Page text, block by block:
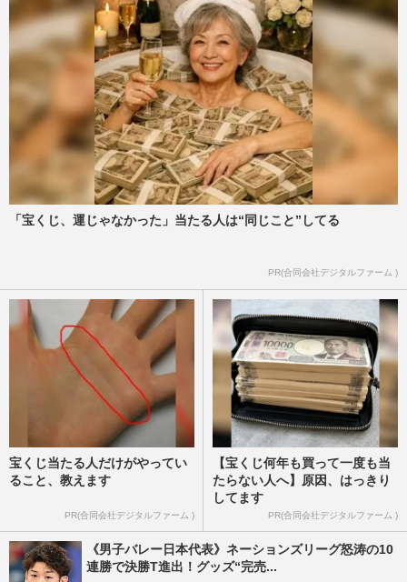
『株式会社嵐』熊本地震に5000万円寄付を
報告、「嵐はなくならない」安堵するファ
ンの“誇り”と存在意義
週刊女性PRIME 2026/8/4
Number_iの女性バックダンサーが怒りの
告発「本当に気持ち悪い」共演者まで攻撃
したファンの過激行動《2026…
『週刊女性』編集部
山田涼介、ドラマ『一次元の挿し木』撮影
「宝くじ、運じゃなかった」当たる人は“同じこと”してる
PR(合同会社デジタルファーム )
宝くじ当たる人だけがやってい
ること、教えます
PR(合同会社デジタルファーム )
【宝くじ何年も買って一度も当
たらない人へ】原因、はっきり
してます
PR(合同会社デジタルファーム )
《男子バレー日本代表》ネーションズリーグ怒涛の10
連勝で決勝T進出！グッズ“完売...